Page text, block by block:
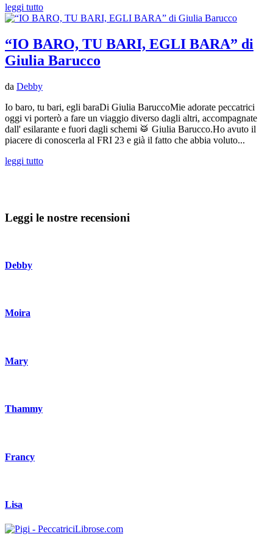
leggi tutto
“IO BARO, TU BARI, EGLI BARA” di
Giulia Barucco
da Debby
Io baro, tu bari, egli baraDi Giulia BaruccoMie adorate peccatrici
oggi vi porterò a fare un viaggio diverso dagli altri, accompagnate
dall' esilarante e fuori dagli schemi 🥁 Giulia Barucco.Ho avuto il
piacere di conoscerla al FRI 23 e già il fatto che abbia voluto...
leggi tutto
Leggi le nostre recensioni
Debby
Moira
Mary
Thammy
Francy
Lisa